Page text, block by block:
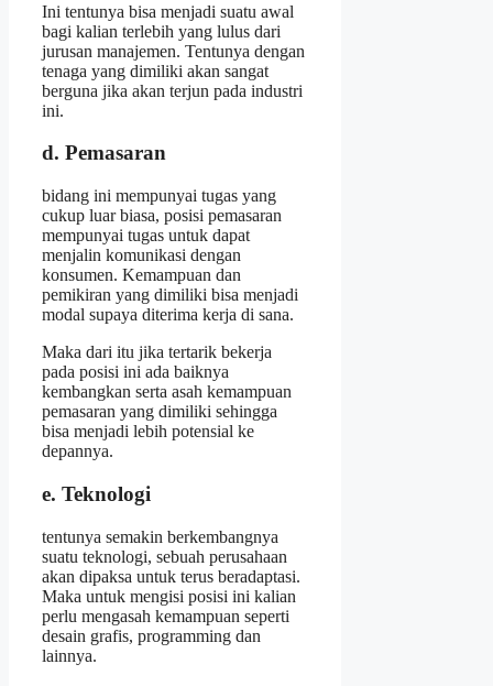
Ini tentunya bisa menjadi suatu awal
bagi kalian terlebih yang lulus dari
jurusan manajemen. Tentunya dengan
tenaga yang dimiliki akan sangat
berguna jika akan terjun pada industri
ini.
d. Pemasaran
bidang ini mempunyai tugas yang
cukup luar biasa, posisi pemasaran
mempunyai tugas untuk dapat
menjalin komunikasi dengan
konsumen. Kemampuan dan
pemikiran yang dimiliki bisa menjadi
modal supaya diterima kerja di sana.
Maka dari itu jika tertarik bekerja
pada posisi ini ada baiknya
kembangkan serta asah kemampuan
pemasaran yang dimiliki sehingga
bisa menjadi lebih potensial ke
depannya.
e. Teknologi
tentunya semakin berkembangnya
suatu teknologi, sebuah perusahaan
akan dipaksa untuk terus beradaptasi.
Maka untuk mengisi posisi ini kalian
perlu mengasah kemampuan seperti
desain grafis, programming dan
lainnya.